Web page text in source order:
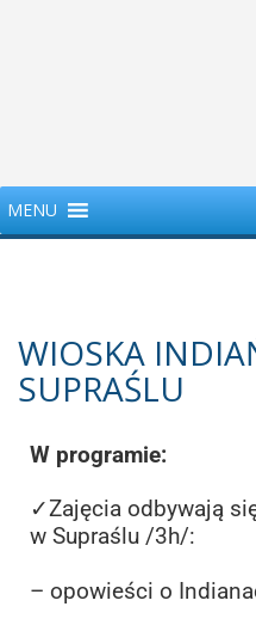
MENU
WIOSKA
SUPRAŚLU
W programie:
✓Zajęcia odbywają
w Supraślu /3h/:
– opowieści o